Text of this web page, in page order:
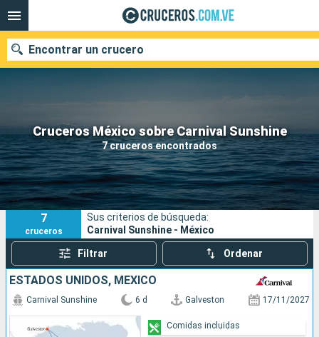
Cruceros México sobre Carnival Sunshine
7 cruceros encontrados
Encontrar un crucero
Nuestros destinos
Fecha de salida
Puertos Compañías
Buscar
7
cruceros
Sus criterios de búsqueda:
Carnival Sunshine - México
Filtrar Ordenar
ESTADOS UNIDOS, MÉXICO
Carnival Sunshine 6 d Galveston 17/11/2027
Comidas incluidas